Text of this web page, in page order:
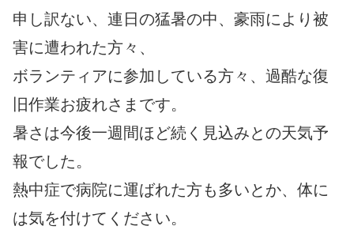
申し訳ない、連日の猛暑の中、豪雨により被
害に遭われた方々、
ボランティアに参加している方々、過酷な復
旧作業お疲れさまです。
暑さは今後一週間ほど続く見込みとの天気予
報でした。
熱中症で病院に運ばれた方も多いとか、体に
は気を付けてください。